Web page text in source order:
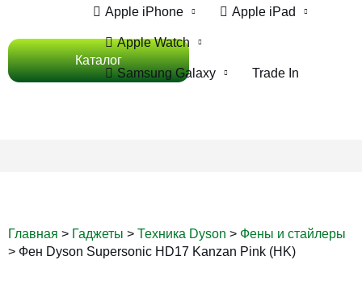
Каталог
Apple iPhone Apple iPad
Apple Watch
Samsung Galaxy Trade In
Главная > Гаджеты > Техника Dyson > Фены и стайлеры
> Фен Dyson Supersonic HD17 Kanzan Pink (HK)